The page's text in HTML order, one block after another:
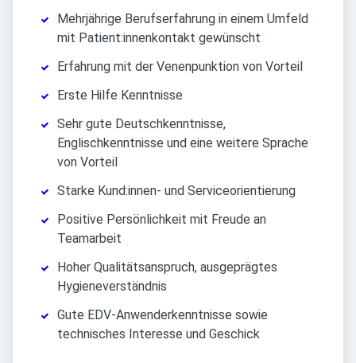
Mehrjährige Berufserfahrung in einem Umfeld
mit Patient:innenkontakt gewünscht
Erfahrung mit der Venenpunktion von Vorteil
Erste Hilfe Kenntnisse
Sehr gute Deutschkenntnisse,
Englischkenntnisse und eine weitere Sprache
von Vorteil
Starke Kund:innen- und Serviceorientierung
Positive Persönlichkeit mit Freude an
Teamarbeit
Hoher Qualitätsanspruch, ausgeprägtes
Hygieneverständnis
Gute EDV-Anwenderkenntnisse sowie
technisches Interesse und Geschick